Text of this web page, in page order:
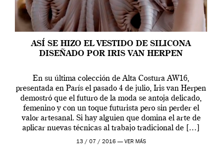
ASÍ SE HIZO EL VESTIDO DE SILICONA
DISEÑADO POR IRIS VAN HERPEN
En su última colección de Alta Costura AW16,
presentada en París el pasado 4 de julio, Iris van Herpen
demostró que el futuro de la moda se antoja delicado,
femenino y con un toque futurista pero sin perder el
valor artesanal. Si hay alguien que domina el arte de
aplicar nuevas técnicas al trabajo tradicional de […]
13 / 07 / 2016 — VER MÁS